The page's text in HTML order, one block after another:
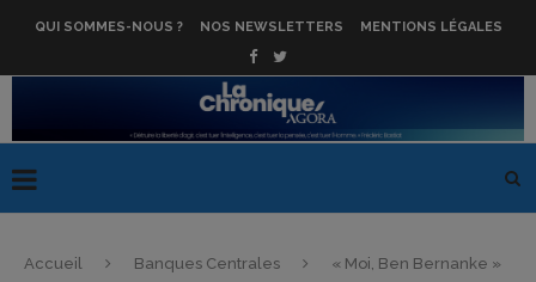
QUI SOMMES-NOUS ? NOS NEWSLETTERS MENTIONS LÉGALES
Accueil Banques Centrales « Moi, Ben Bernanke »